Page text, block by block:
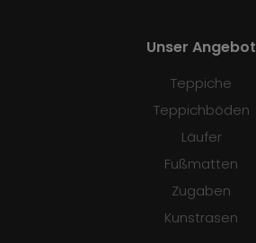
Unser Angebot
Teppiche
Teppichböden
Läufer
Fußmatten
Zugaben
Kunstrasen